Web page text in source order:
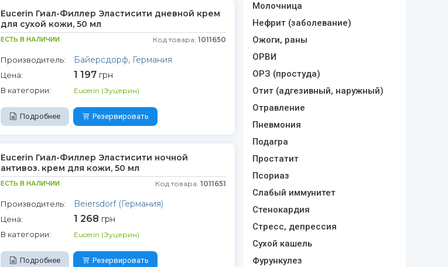
Eucerin Гиал-Филлер Эластисити дневной крем
для сухой кожи, 50 мл
ЕСТЬ В НАЛИЧИИ Код товара: 1011650
Производитель: Байерсдорф, Германия
Цена: 1 197грн
В категории: Eucerin (Эуцерин)
Подробнее Резервировать
Eucerin Гиал-Филлер Эластисити ночной
антивоз. крем для кожи, 50 мл
ЕСТЬ В НАЛИЧИИ Код товара: 1011651
Производитель: Beiersdorf (Германия)
Цена: 1 268 грн
В категории: Eucerin (Эуцерин)
Подробнее Резервировать
Молочница
Нефрит (заболевание)
Ожоги, раны
ОРВИ
ОРЗ (простуда)
Отит (адгезивный, наружный)
Отравление
Пневмония
Подагра
Простатит
Псориаз
Слабый иммунитет
Стенокардия
Стресс, депрессия
Сухой кашель
Фурункулез